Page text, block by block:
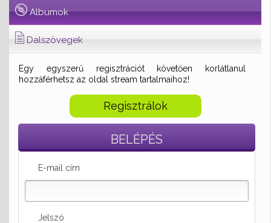
Albumok
Dalszövegek
Egy egyszerű regisztrációt követően korlátlanul
hozzáférhetsz az oldal stream tartalmaihoz!
Regisztrálok
BELÉPÉS
E-mail cím
Jelszó